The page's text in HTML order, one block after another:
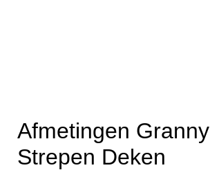
Afmetingen Granny
Strepen Deken